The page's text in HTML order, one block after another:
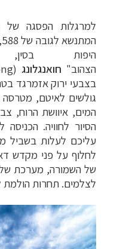
למרגלות הפסגה של
המתנשא לגובה של5
,588
היפות
בסין
הצהוב" חואנגלונג (Huánglóng)
בצבעי ירוק אזמרגד
גולשים לאיטם, מטרסה
המים, איוושת הרוח,
הסיור לחוויה.הכניסה
עליכם לעלות בשביל
לחלוף על פני מקדש
של השמורה, מערכת
לצלמים. תחרות הולמת